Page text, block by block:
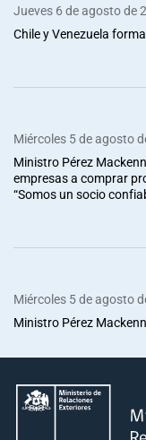
Jueves 6 de agosto de
Chile y Venezuela
Miércoles 5 de agosto
Ministro Pérez
empresas a comprar
“Somos un socio
Miércoles 5 de agosto
Ministro Pérez